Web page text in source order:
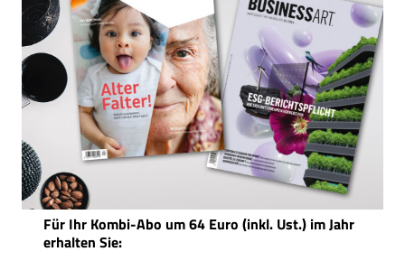
Für Ihr Kombi-Abo um 64 Euro (inkl. Ust.) im Jahr
erhalten Sie: